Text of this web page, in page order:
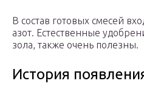
В состав готовых смесей
азот. Естественные
зола, также очень полезны.
История